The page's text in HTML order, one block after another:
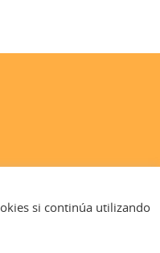
si continúa utilizando